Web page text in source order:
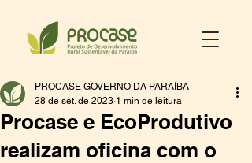
Procase e EcoProdutivo
realizam oficina com o
PROCASE GOVERNO DA PARAÍBA
28 de set. de 2023 1 min de leitura